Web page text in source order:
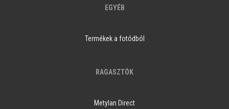
EGYÉB
Termékek a fotódból
RAGASZTÓK
Metylan Direct